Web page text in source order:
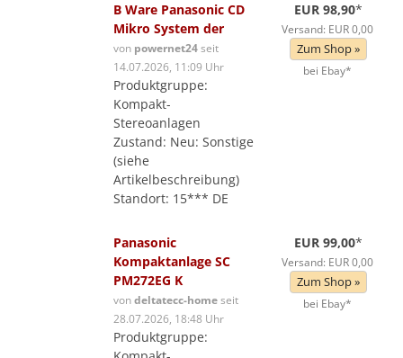
B Ware Panasonic CD
Mikro System der
von powernet24seit
14.07.2026, 11:09 Uhr
Produktgruppe:
Kompakt-
Stereoanlagen
Zustand: Neu: Sonstige
(siehe
Artikelbeschreibung)
Standort: 15*** DE
EUR 98,90*
Versand: EUR 0,00
Zum Shop »
bei Ebay*
Panasonic
Kompaktanlage SC
PM272EG K
vondeltatecc-homeseit
28.07.2026, 18:48 Uhr
Produktgruppe:
EUR 99,00*
Versand: EUR 0,00
Zum Shop »
bei Ebay*